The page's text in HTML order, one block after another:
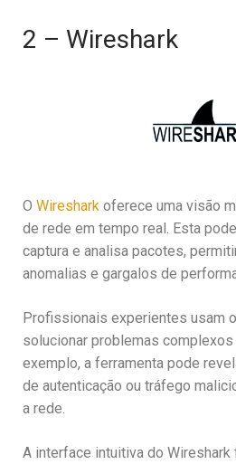
2 – Wireshark
O Wireshark oferece uma visão
de rede em tempo real. Esta
captura e analisa pacotes,
anomalias e gargalos de
Profissionais experientes usam
solucionar problemas
exemplo, a ferramenta pode
de autenticação ou tráfego
a rede.
A interface intuitiva do